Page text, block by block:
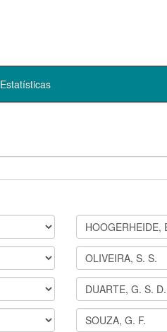
Estatísticas